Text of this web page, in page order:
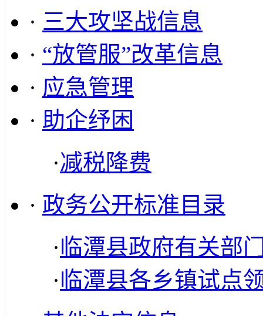
· 三大攻坚战信息
· “放管服”改革信息
· 应急管理
· 助企纾困
·减税降费
· 政务公开标准目录
·临潭县政府有关部
·临潭县各乡镇试点